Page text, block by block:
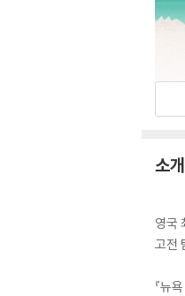
소개
영국
고전
『뉴